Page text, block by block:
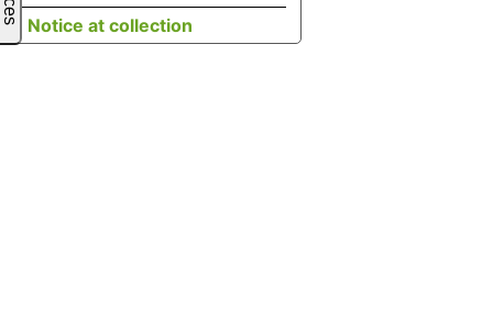
Notice at collection